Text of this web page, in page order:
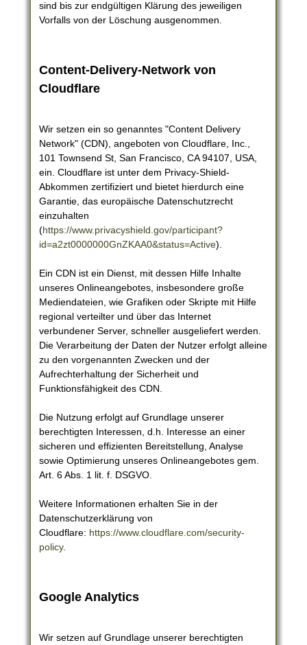
sind bis zur endgültigen Klärung des jeweiligen
Vorfalls von der Löschung ausgenommen.
Content-Delivery-Network von
Cloudflare
Wir setzen ein so genanntes "Content Delivery
Network" (CDN), angeboten von Cloudflare, Inc.,
101 Townsend St, San Francisco, CA 94107, USA,
ein. Cloudflare ist unter dem Privacy-Shield-
Abkommen zertifiziert und bietet hierdurch eine
Garantie, das europäische Datenschutzrecht
einzuhalten
(https://www.privacyshield.gov/participant?
id=a2zt0000000GnZKAA0&status=Active).
Ein CDN ist ein Dienst, mit dessen Hilfe Inhalte
unseres Onlineangebotes, insbesondere große
Mediendateien, wie Grafiken oder Skripte mit Hilfe
regional verteilter und über das Internet
verbundener Server, schneller ausgeliefert werden.
Die Verarbeitung der Daten der Nutzer erfolgt alleine
zu den vorgenannten Zwecken und der
Aufrechterhaltung der Sicherheit und
Funktionsfähigkeit des CDN.
Die Nutzung erfolgt auf Grundlage unserer
berechtigten Interessen, d.h. Interesse an einer
sicheren und effizienten Bereitstellung, Analyse
sowie Optimierung unseres Onlineangebotes gem.
Art. 6 Abs. 1 lit. f. DSGVO.
Weitere Informationen erhalten Sie in der
Datenschutzerklärung von
Cloudflare: https://www.cloudflare.com/security-
policy.
Google Analytics
Wir setzen auf Grundlage unserer berechtigten